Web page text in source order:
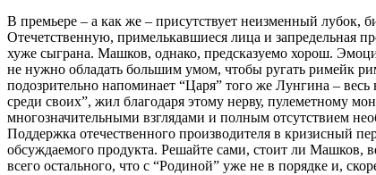
В премьере – а как же – присутствует неизменный лубок,
Отечетственную, примелькавшиеся лица и запредельная
хуже сыграна. Машков, однако, предсказуемо хорош.
не нужно обладать большим умом, чтобы ругать римейк
подозрительно напоминает “Царя” того же Лунгина –
среди своих”, жил благодаря этому нерву, пулеметному
многозначительными взглядами и полным отсутствием
Поддержка отечественного производителя в кризисный
обсуждаемого продукта. Решайте сами, стоит ли Машков,
всего остального, что с “Родиной” уже не в порядке и,